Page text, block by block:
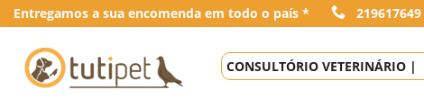
Skip
to
content
Entregamos a sua encomenda em todo o país * 219617649
CONSULTÓRIO VETERINÁRIO |